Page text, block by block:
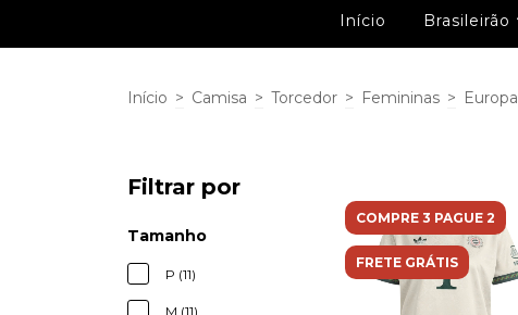
Início Brasileirão
Início > Camisa > Torcedor > Femininas > Europa
Filtrar por
Tamanho
P (11)
M (11)
COMPRE 3 PAGUE 2
FRETE GRÁTIS